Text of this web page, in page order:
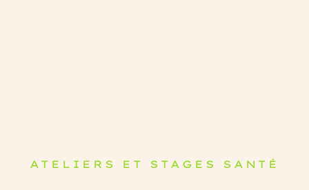
ATELIERS ET STAGES SANTÉ